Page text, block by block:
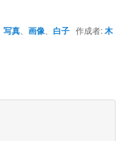
、写真 、画像 白子 作成者:木